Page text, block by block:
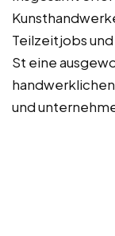
Teilzeitjobs
St eine
und